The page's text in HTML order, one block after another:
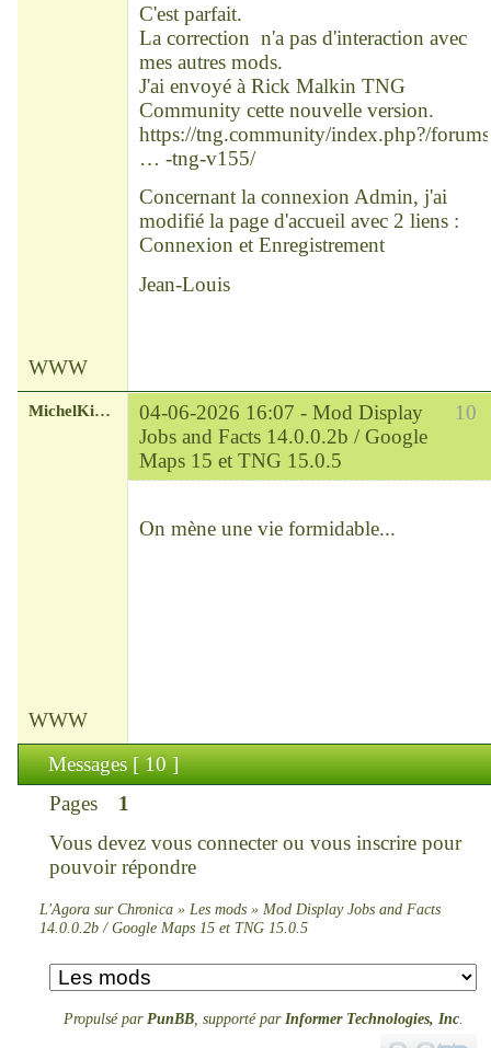
C'est parfait.
La correction n'a pas d'interaction avec
mes autres mods.
J'ai envoyé à Rick Malkin TNG
Community cette nouvelle version.
https://tng.community/index.php?/forums
… -tng-v155/
Concernant la connexion Admin, j'ai
modifié la page d'accueil avec 2 liens :
Connexion et Enregistrement
Jean-Louis
WWW
10
MichelKirsch 04-06-2026 16:07 - Mod Display
Jobs and Facts 14.0.0.2b / Google
Maps 15 et TNG 15.0.5
On mène une vie formidable...
WWW
Messages [ 10 ]
Pages
1
Vous devez vous connecterou vous inscrirepour
pouvoir répondre
L'Agora sur Chronica » Les mods » Mod Display Jobs and Facts
14.0.0.2b / Google Maps 15 et TNG 15.0.5
Propulsé par PunBB, supporté par Informer Technologies, Inc.